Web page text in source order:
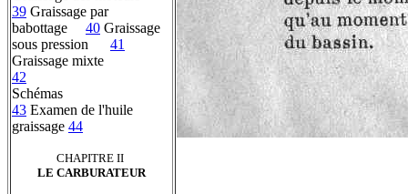
39 Graissage par
babottage 40 Graissage
sous pression 41
Graissage mixte
42
Schémas
43 Examen de l'huile
graissage 44
CHAPITRE II
LE CARBURATEUR